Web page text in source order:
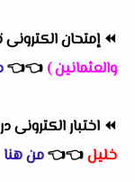
⏪إمتحان الكترونى
والعثمانين ) 👈
👈
⏪ اختبار الكترونى
خليل👈
👈من هنا